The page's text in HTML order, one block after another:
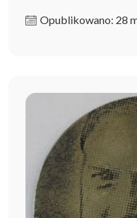
Opublikowano: 28